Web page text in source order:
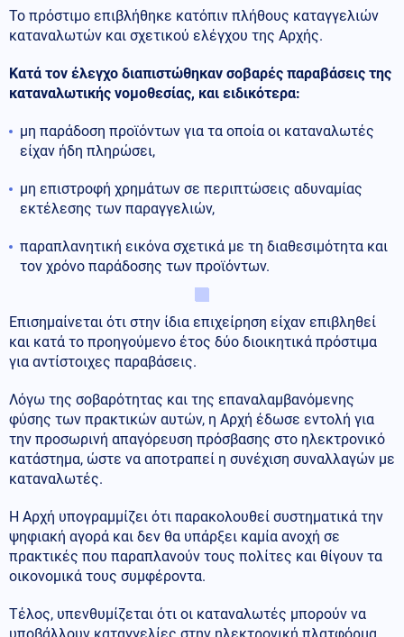
Το πρόστιμο επιβλήθηκε κατόπιν πλήθους καταγγελιών
καταναλωτών και σχετικού ελέγχου της Αρχής.
Κατά τον έλεγχο διαπιστώθηκαν σοβαρές παραβάσεις της
καταναλωτικής νομοθεσίας, και ειδικότερα:
μη παράδοση προϊόντων για τα οποία οι καταναλωτές
είχαν ήδη πληρώσει,
μη επιστροφή χρημάτων σε περιπτώσεις αδυναμίας
εκτέλεσης των παραγγελιών,
παραπλανητική εικόνα σχετικά με τη διαθεσιμότητα και
τον χρόνο παράδοσης των προϊόντων.
Επισημαίνεται ότι στην ίδια επιχείρηση είχαν επιβληθεί
και κατά το προηγούμενο έτος δύο διοικητικά πρόστιμα
για αντίστοιχες παραβάσεις.
Λόγω της σοβαρότητας και της επαναλαμβανόμενης
φύσης των πρακτικών αυτών, η Αρχή έδωσε εντολή για
την προσωρινή απαγόρευση πρόσβασης στο ηλεκτρονικό
κατάστημα, ώστε να αποτραπεί η συνέχιση συναλλαγών με
καταναλωτές.
Η Αρχή υπογραμμίζει ότι παρακολουθεί συστηματικά την
ψηφιακή αγορά και δεν θα υπάρξει καμία ανοχή σε
πρακτικές που παραπλανούν τους πολίτες και θίγουν τα
οικονομικά τους συμφέροντα.
Τέλος, υπενθυμίζεται ότι οι καταναλωτές μπορούν να